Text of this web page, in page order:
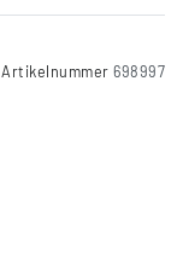
Artikelnummer 698997